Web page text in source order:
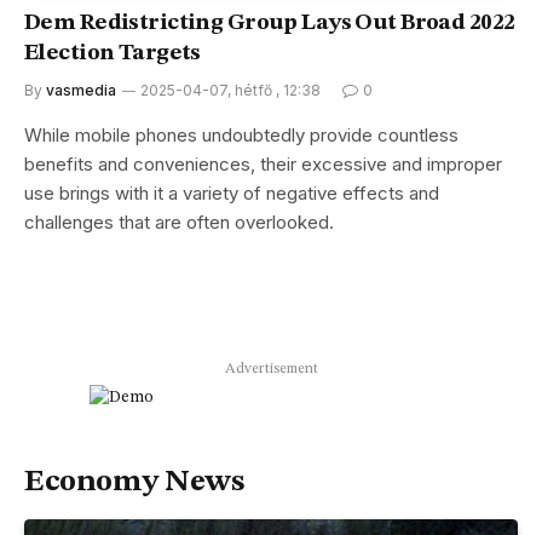
Dem Redistricting Group Lays Out Broad 2022
Election Targets
By vasmedia 2025-04-07, hétfő , 12:38 0
While mobile phones undoubtedly provide countless
benefits and conveniences, their excessive and improper
use brings with it a variety of negative effects and
challenges that are often overlooked.
Advertisement
Economy News